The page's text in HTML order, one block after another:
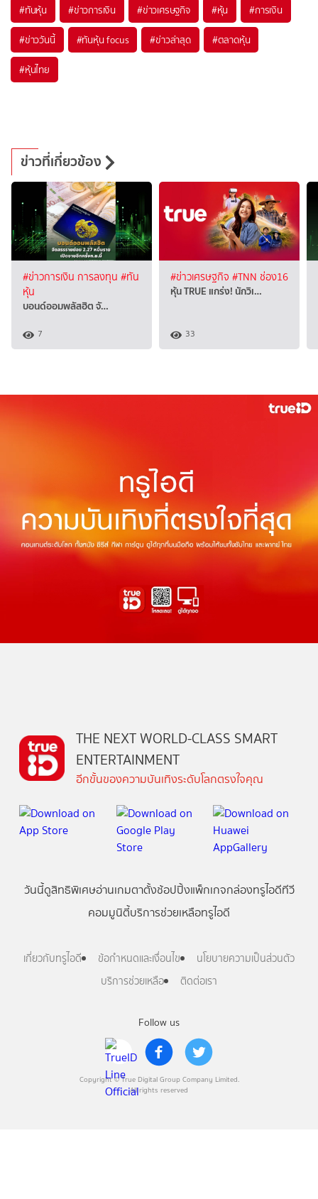
#ทันหุ้น #ข่าวการเงิน #ข่าวเศรษฐกิจ #หุ้น #การเงิน
#ข่าววันนี้ #ทันหุ้น focus #ข่าวล่าสุด #ตลาดหุ้น
#หุ้นไทย
ข่าวที่เกี่ยวข้อง
#ข่าวการเงิน การลงทุน #ทัน
หุ้น
บอนด์ออมพลัสฮิต จั…
7
#ข่าวเศรษฐกิจ #TNN ช่อง16
หุ้น TRUE แกร่ง! นักวิเ…
33
Follow us
Copyright © True Digital Group Company Limited.
All rights reserved
THE NEXT WORLD-CLASS SMART
ENTERTAINMENT
อีกขั้นของความบันเทิงระดับโลกตรงใจคุณ
วันนี้ดูสิทธิพิเศษอ่านเกมตาตั้งช้อปปิ้งแพ็กเกจกล่องทรูไอดีทีวี
คอมมูนิตี้บริการช่วยเหลือทรูไอดี
เกี่ยวกับทรูไอดี ข้อกำหนดและเงื่อนไข
นโยบายความเป็นส่วนตัว
บริการช่วยเหลือ
ติดต่อเรา